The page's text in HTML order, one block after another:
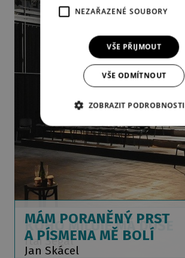
KOHO MILUJE MÁ DUŠE
Itai Segal
MÁM PORANĚNÝ PRST
A PÍSMENA MĚ BOLÍ
Jan Skácel
NEZAŘAZENÉ SOUBORY
VŠE PŘIJMOUT
VŠE ODMÍTNOUT
ZOBRAZIT PODROBNOSTI